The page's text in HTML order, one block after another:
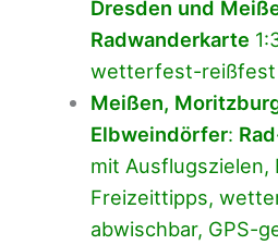
Dresden und
Radwanderkarte
wetterfest-reißfest
Meißen,
Elbweindörfer:
mit Ausflugszielen,
Freizeittipps,
abwischbar, GPS-